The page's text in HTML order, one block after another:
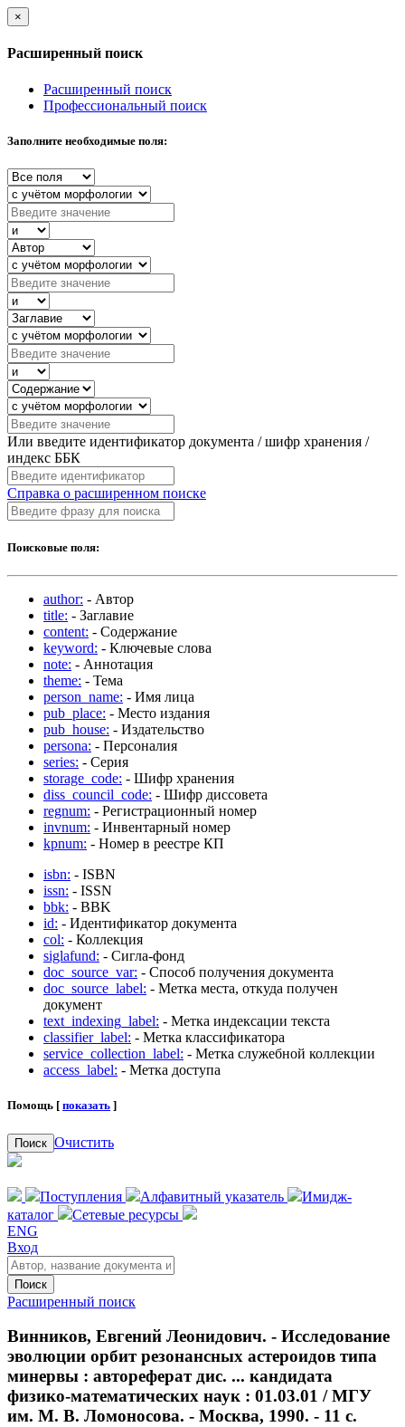
×
Расширенный поиск
Расширенный поиск
Профессиональный поиск
Заполните необходимые поля:
Или введите идентификатор документа / шифр хранения /
индекс ББК
Справка о расширенном поиске
Поисковые поля:
author: - Автор
title: - Заглавие
content: - Содержание
keyword: - Ключевые слова
note: - Аннотация
theme: - Тема
person_name: - Имя лица
pub_place: - Место издания
pub_house: - Издательство
persona: - Персоналия
series: - Серия
storage_code: - Шифр хранения
diss_council_code: - Шифр диссовета
regnum: - Регистрационный номер
invnum: - Инвентарный номер
kpnum: - Номер в реестре КП
isbn: - ISBN
issn: - ISSN
bbk: - BBK
id: - Идентификатор документа
col: - Коллекция
siglafund: - Сигла-фонд
doc_source_var: - Способ получения документа
doc_source_label: - Метка места, откуда получен
документ
text_indexing_label: - Метка индексации текста
classifier_label: - Метка классификатора
service_collection_label: - Метка служебной коллекции
access_label: - Метка доступа
Помощь [ показать ]
Поиск Очистить
Поступления Алфавитный указатель
Имидж-
каталог
Сетевые ресурсы
ENG
Вход
Поиск
Расширенный поиск
Винников, Евгений Леонидович. - Исследование
эволюции орбит резонансных астероидов типа
минервы : автореферат дис. ... кандидата
физико-математических наук : 01.03.01 / МГУ
им. М. В. Ломоносова. - Москва, 1990. - 11 с.